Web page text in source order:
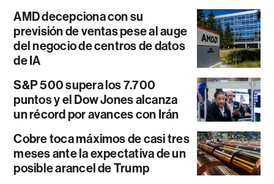
AMD decepciona con su
previsión de ventas pese al auge
del negocio de centros de datos
de IA
S&P 500 supera los 7.700
puntos y el Dow Jones alcanza
un récord por avances con Irán
Cobre toca máximos de casi tres
meses ante la expectativa de un
posible arancel de Trump